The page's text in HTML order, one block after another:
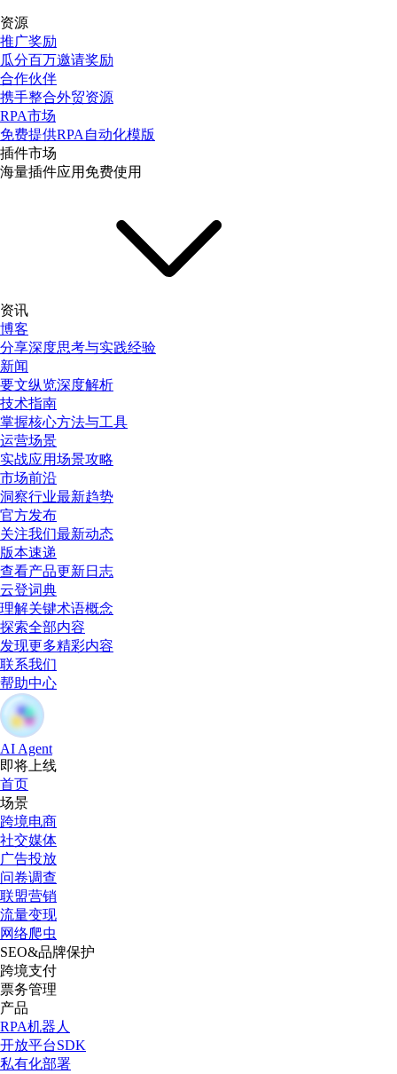
资源
推广奖励
瓜分百万邀请奖励
合作伙伴
携手整合外贸资源
RPA市场
免费提供RPA自动化模版
插件市场
海量插件应用免费使用
资讯
博客
分享深度思考与实践经验
新闻
要文纵览深度解析
技术指南
掌握核心方法与工具
运营场景
实战应用场景攻略
市场前沿
洞察行业最新趋势
官方发布
关注我们最新动态
版本速递
查看产品更新日志
云登词典
理解关键术语概念
探索全部内容
发现更多精彩内容
联系我们
帮助中心
AI Agent
即将上线
首页
场景
跨境电商
社交媒体
广告投放
问卷调查
联盟营销
流量变现
网络爬虫
SEO&品牌保护
跨境支付
票务管理
产品
RPA机器人
开放平台SDK
私有化部署